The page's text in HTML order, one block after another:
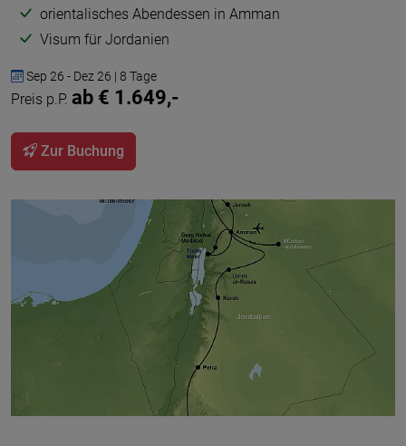
orientalisches Abendessen in Amman
Visum für Jordanien
Sep 26 - Dez 26 | 8 Tage
Preis p.P. ab € 1.649,-
Zur Buchung